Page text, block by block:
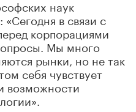
наук
в связи с
корпорациями
Мы много
рынки, но не так
себя чувствует
возможности